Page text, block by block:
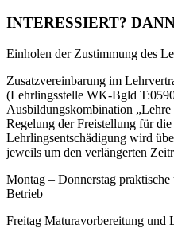
INTERESSIERT?
Einholen der Zustimmung des
Zusatzvereinbarung im
(Lehrlingsstelle WK-Bgld
Ausbildungskombination
Regelung der Freistellung für
Lehrlingsentschädigung wird
jeweils um den verlängerten
Montag – Donnerstag
Betrieb
Freitag Maturavorbereitung und